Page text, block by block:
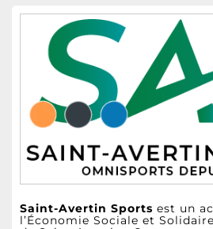
Zone
principale
latérale
Saint-Avertin Sports est un
l’Économie Sociale et